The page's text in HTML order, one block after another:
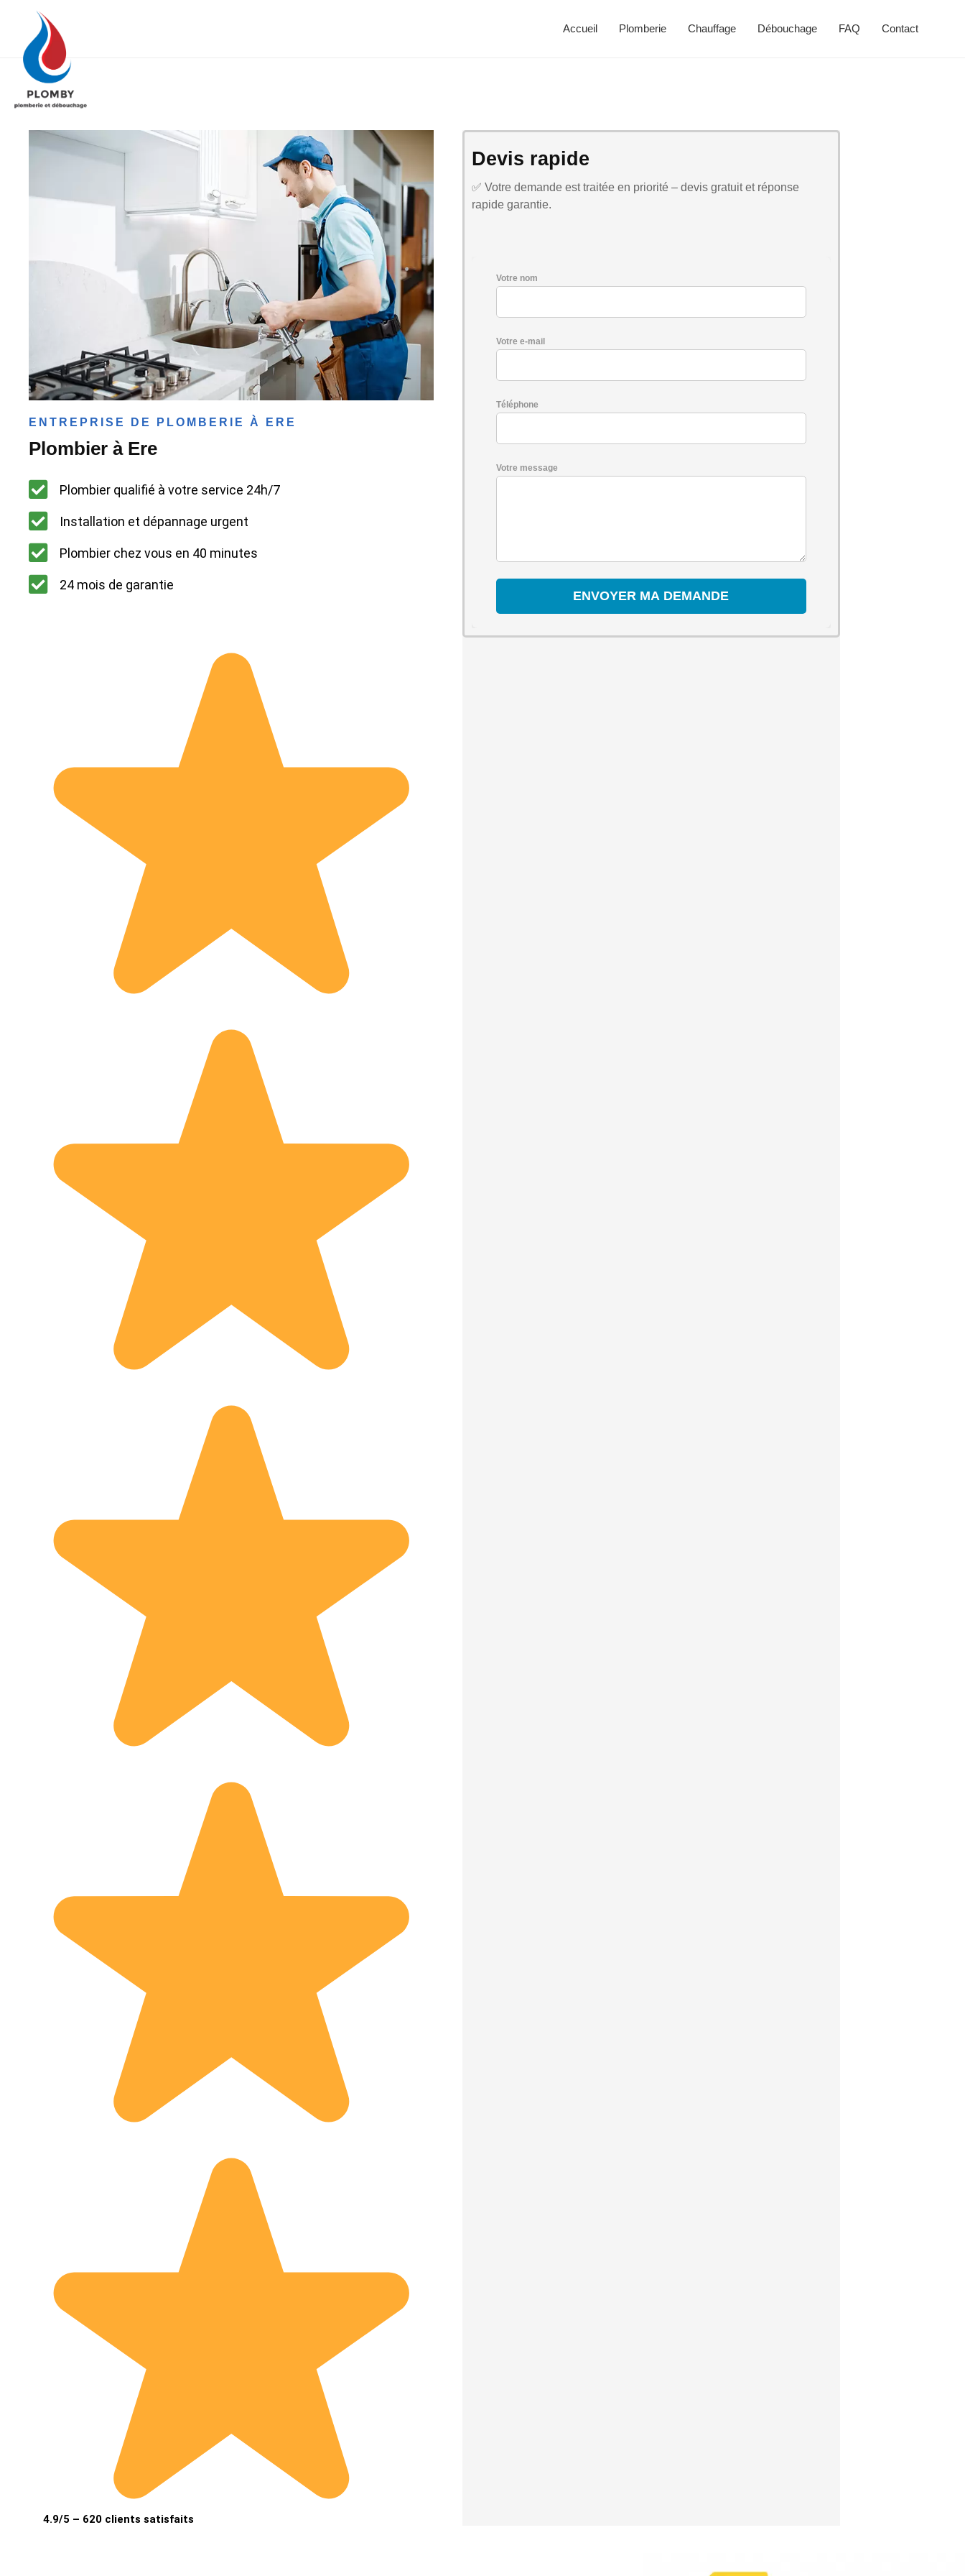
Accueil Plomberie Chauffage Débouchage FAQ Contact
ENTREPRISE DE PLOMBERIE À ERE
Plombier à Ere
Plombier qualifié à votre service 24h/7
Installation et dépannage urgent
Plombier chez vous en 40 minutes
24 mois de garantie
4.9/5 – 620 clients satisfaits
Devis rapide
✅ Votre demande est traitée en priorité – devis gratuit et réponse
rapide garantie.
Votre nom
Votre e-mail
Téléphone
Votre message